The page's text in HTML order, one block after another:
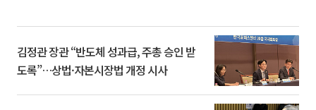
김정관 장관 “반도체 성과급, 주총 승인 받
도록”…상법·자본시장법 개정 시사